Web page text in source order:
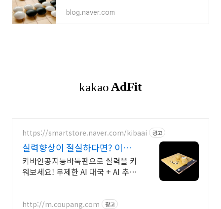
blog.naver.com
https://smartstore.naver.com/kibaai 광고
실력향상이 절실하다면? 이제는
혼자서도 AI와 대결
키바인공지능바둑판으로 실력을 키
워보세요! 무제한 AI 대국 + AI 추천
http://m.coupang.com 광고